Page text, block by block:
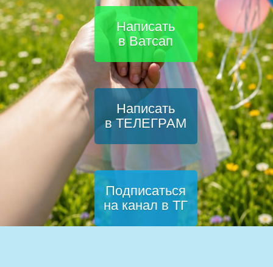
Написать
в Ватсап
Написать
в ТЕЛЕГРАМ
Подписаться
на канал в ТГ